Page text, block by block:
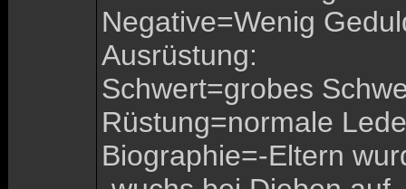
Negative=Wenig
Ausrüstung:
Schwert=grobes
Rüstung=normale
Biographie=-Eltern